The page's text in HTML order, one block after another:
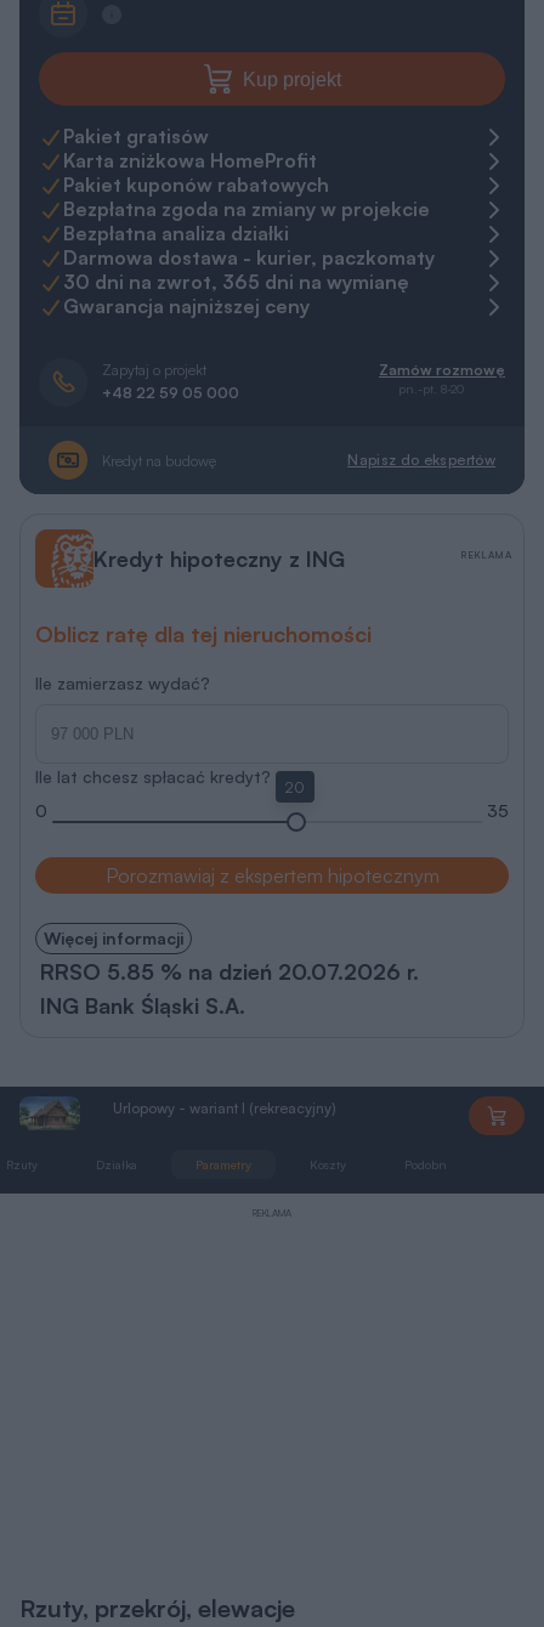
Kup projekt
Pakiet gratisów
Karta zniżkowa HomeProfit
Pakiet kuponów rabatowych
Bezpłatna zgoda na zmiany w projekcie
Bezpłatna analiza działki
Darmowa dostawa - kurier, paczkomaty
30 dni na zwrot, 365 dni na wymianę
Gwarancja najniższej ceny
Zapytaj o projekt
+48 22 59 05 000
Zamów rozmowę
pn.-pt. 8-20
Kredyt na budowę Napisz do ekspertów
Kredyt hipoteczny z ING
Oblicz ratę dla tej nieruchomości
Ile zamierzasz wydać?
Ile lat chcesz spłacać kredyt?
0
20
35
Porozmawiaj z ekspertem hipotecznym
Więcej informacji
RRSO 5.85 % na dzień 20.07.2026 r.
ING Bank Śląski S.A.
REKLAMA
Urlopowy - wariant I (rekreacyjny)
Rzuty Działka Parametry Koszty Podobne
REKLAMA
Rzuty, przekrój, elewacje